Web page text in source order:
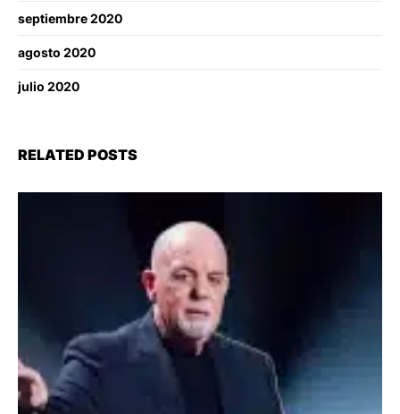
septiembre 2020
agosto 2020
julio 2020
RELATED POSTS